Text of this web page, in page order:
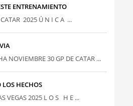
ENTRENAMIENTO
2025 Ú N I C A ...
NOVIEMBRE 30 GP DE CATAR ...
HECHOS
VEGAS 2025 L O S H E ...